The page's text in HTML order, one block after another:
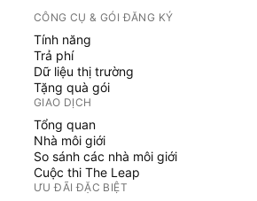
CÔNG CỤ & GÓI ĐĂNG KÝ
Tính năng
Trả phí
Dữ liệu thị trường
Tặng quà gói
GIAO DỊCH
Tổng quan
Nhà môi giới
So sánh các nhà môi giới
Cuộc thi The Leap
ƯU ĐÃI ĐẶC BIỆT